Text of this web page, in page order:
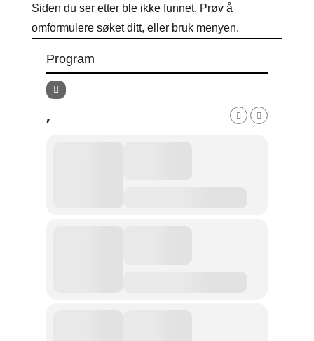
Siden du ser etter ble ikke funnet. Prøv å
omformulere søket ditt, eller bruk menyen.
Program
,